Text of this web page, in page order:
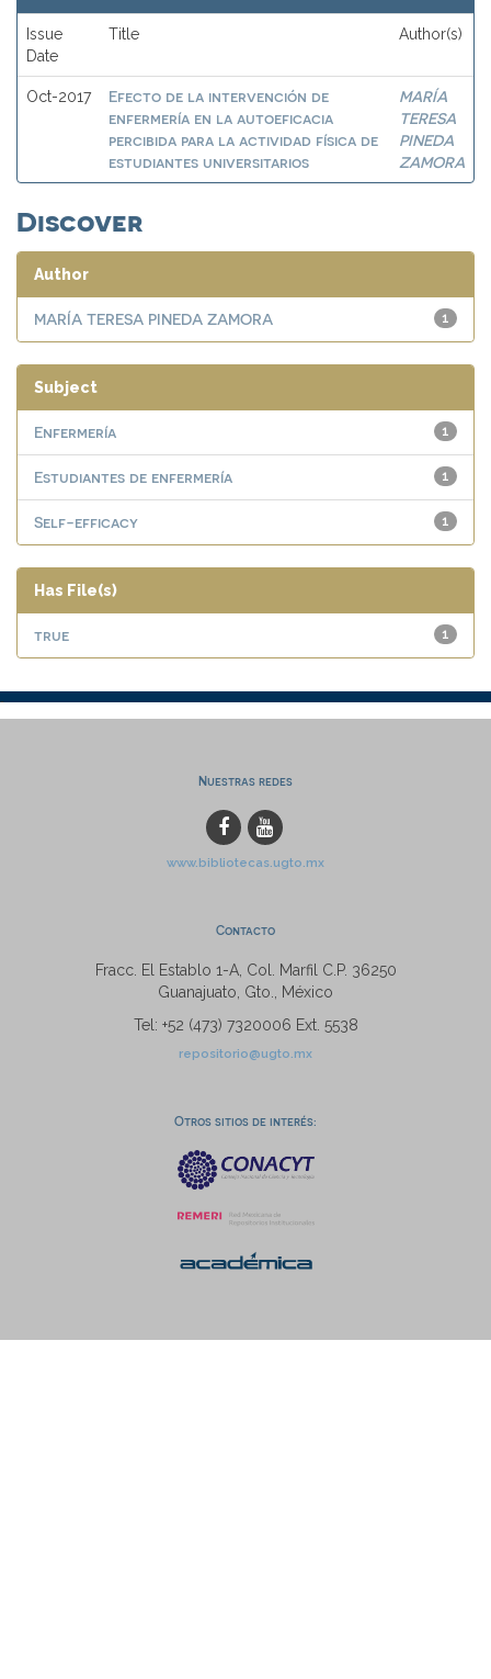
Issue
Date
Title Author(s)
Oct-2017
Efecto de la intervención de
enfermería en la autoeficacia
percibida para la actividad física de
estudiantes universitarios
MARÍA
TERESA
PINEDA
ZAMORA
Discover
Author
1
MARÍA TERESA PINEDA ZAMORA
Subject
1
Enfermería
1
Estudiantes de enfermería
1
Self-efficacy
Has File(s)
1
true
Nuestras redes
www.bibliotecas.ugto.mx
Contacto
Fracc. El Establo 1-A, Col. Marfil C.P. 36250
Guanajuato, Gto., México
Tel: +52 (473) 7320006 Ext. 5538
repositorio@ugto.mx
Otros sitios de interés: